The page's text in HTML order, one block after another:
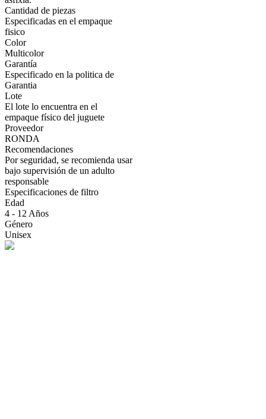
Cantidad de piezas
Especificadas en el empaque
fisico
Color
Multicolor
Garantía
Especificado en la politica de
Garantia
Lote
El lote lo encuentra en el
empaque físico del juguete
Proveedor
RONDA
Recomendaciones
Por seguridad, se recomienda usar
bajo supervisión de un adulto
responsable
Especificaciones de filtro
Edad
4 - 12 Años
Género
Unisex